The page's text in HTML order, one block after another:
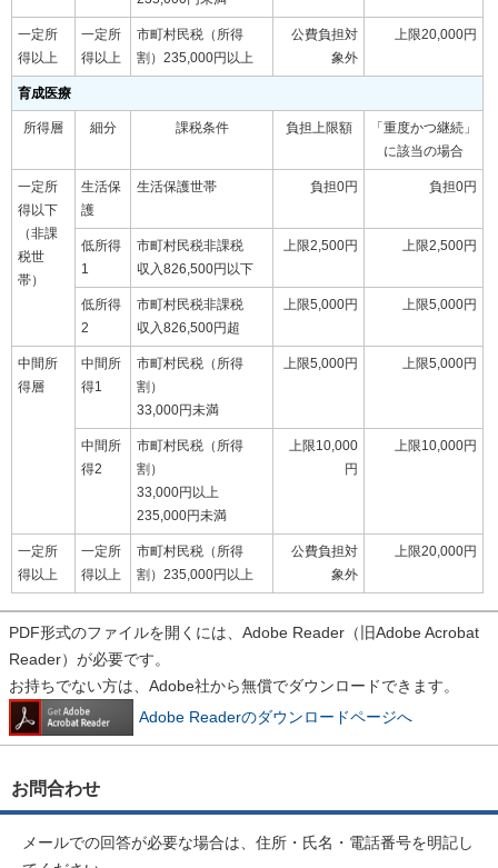
一定所
得以上
一定所
得以上
市町村民税（所得
割）235,000円以上
公費負担対
象外
上限20,000円
育成医療
所得層 細分 課税条件 負担上限額
「重度かつ継続」
に該当の場合
一定所
得以下
（非課
税世
帯）
生活保
護
生活保護世帯 負担0円 負担0円
低所得
1
市町村民税非課税
収入826,500円以下
上限2,500円 上限2,500円
低所得
2
市町村民税非課税
収入826,500円超
上限5,000円 上限5,000円
中間所
得層
中間所
得1
市町村民税（所得
割）
33,000円未満
上限5,000円 上限5,000円
中間所
得2
市町村民税（所得
割）
33,000円以上
235,000円未満
上限10,000
円
上限10,000円
一定所
得以上
一定所
得以上
市町村民税（所得
割）235,000円以上
公費負担対
象外
上限20,000円
PDF形式のファイルを開くには、Adobe Reader（旧Adobe Acrobat
Reader）が必要です。
お持ちでない方は、Adobe社から無償でダウンロードできます。
Adobe Readerのダウンロードページへ
お問合わせ
メールでの回答が必要な場合は、住所・氏名・電話番号を明記し